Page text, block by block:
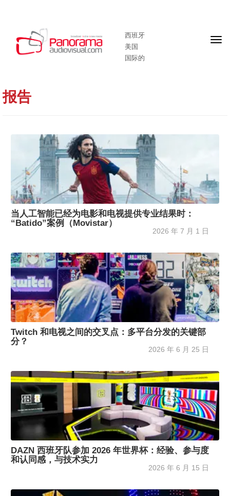
西班牙
美国
国际的
头
报告
当人工智能已经为电影和电视提供专业结果时：
“Batido”案例（Movistar）
2026 年 7 月 1 日
Twitch 和电视之间的交叉点：多平台分发的关键部
分？
2026 年 6 月 25 日
DAZN 西班牙队参加 2026 年世界杯：经验、参与度
和认同感，与技术实力
2026 年 6 月 15 日